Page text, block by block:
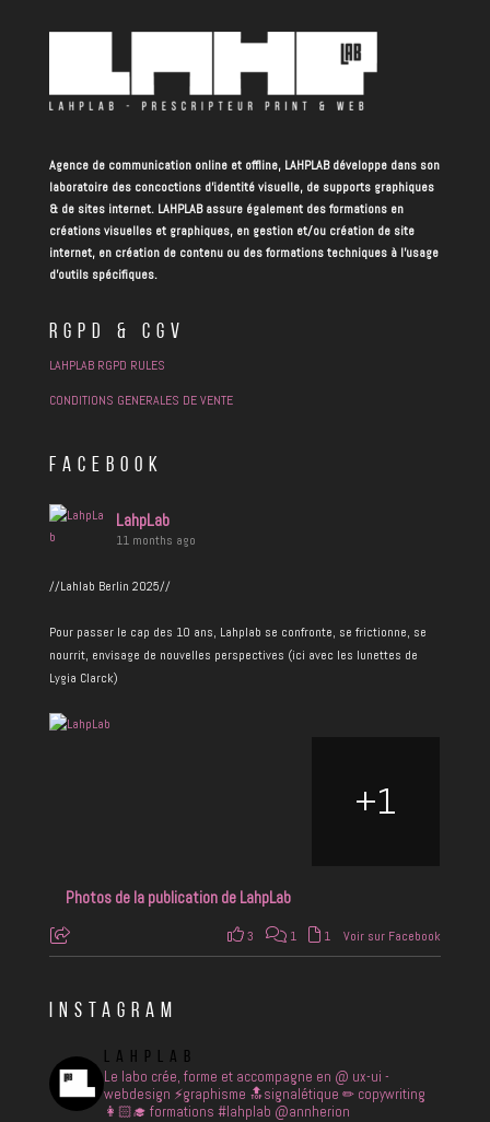
Agence de communication online et offline, LAHPLAB développe dans son
laboratoire des concoctions d’identité visuelle, de supports graphiques
& de sites internet. LAHPLAB assure également des formations en
créations visuelles et graphiques, en gestion et/ou création de site
internet, en création de contenu ou des formations techniques à l’usage
d’outils spécifiques.
RGPD & CGV
LAHPLAB RGPD RULES
CONDITIONS GENERALES DE VENTE
FACEBOOK
LahpLab
11 months ago
//Lahlab Berlin 2025//
Pour passer le cap des 10 ans, Lahplab se confronte, se frictionne, se
nourrit, envisage de nouvelles perspectives (ici avec les lunettes de
Lygia Clarck)
+1
Photos de la publication de LahpLab
3 1 1 Voir sur Facebook
INSTAGRAM
LAHPLAB
Le labo crée, forme et accompagne en @ ux-ui -
webdesign ⚡️graphisme 🔝signalétique ✏ copywriting
👩🏻‍🎓 formations #lahplab @annherion